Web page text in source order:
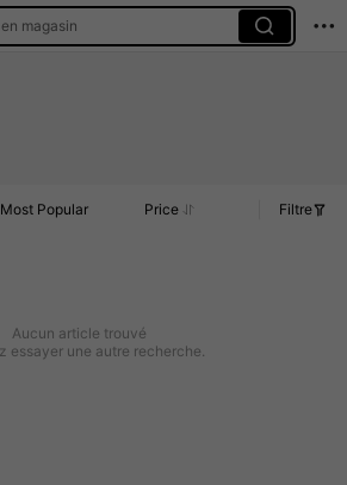
magasin
Most Popular Price Filtre
Aucun article trouvé
essayer une autre recherche.